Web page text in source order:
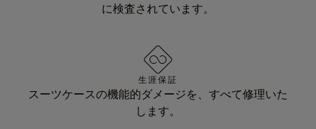
に検査されています。
生涯保証
スーツケースの機能的ダメージを、すべて修理いた
します。